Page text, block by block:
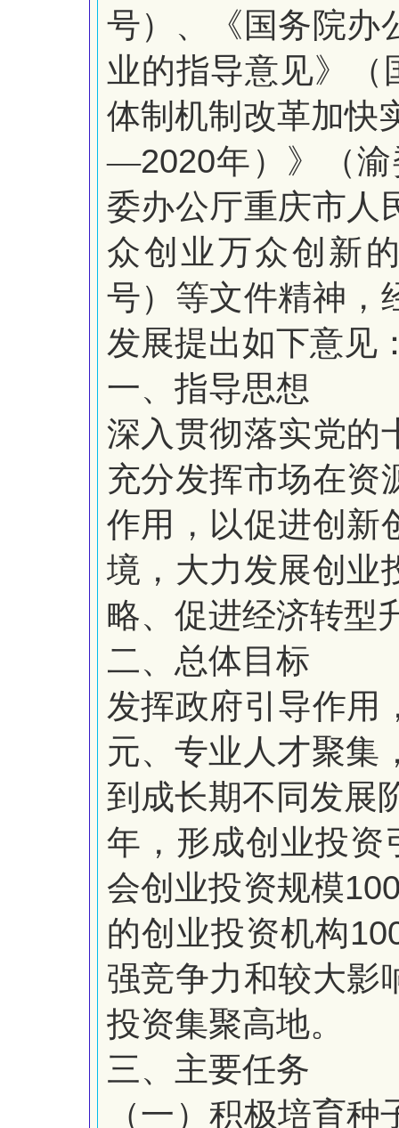
号）、《国务院办
业的指导意见》（
体制机制改革加快
―2020年）》（
委办公厅重庆市人
众创业万众创新
号）等文件精神，
发展提出如下意见
一、指导思想
深入贯彻落实党的
充分发挥市场在资
作用，以促进创新
境，大力发展创业
略、促进经济转型
二、总体目标
发挥政府引导作用
元、 专业人才聚集
到成长期不同发展
年，形成创业投资
会创业投资规模
的创业投资机构
强竞争力和较大影
投资集聚高地。
三、主要任务
（一）积极培育